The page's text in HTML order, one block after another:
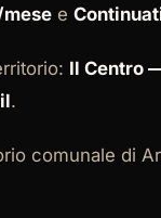
e
Il Centro
.
comunale di